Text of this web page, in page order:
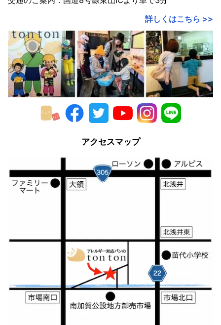
2018年
2016年
2015年
2014年
詳しくはこちら >>
アクセスマップ